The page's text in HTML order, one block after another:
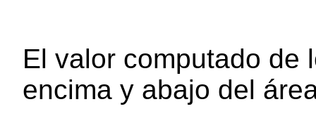
El valor computado de
encima y abajo del